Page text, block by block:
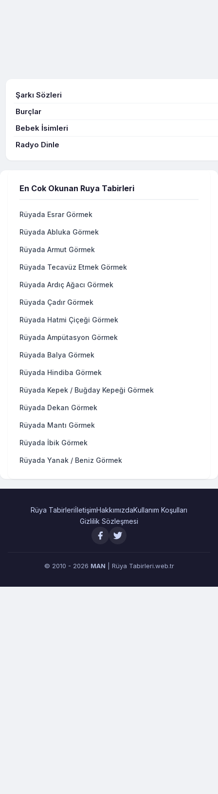
Şarkı Sözleri
Burçlar
Bebek İsimleri
Radyo Dinle
En Cok Okunan Ruya Tabirleri
Rüyada Esrar Görmek
Rüyada Abluka Görmek
Rüyada Armut Görmek
Rüyada Tecavüz Etmek Görmek
Rüyada Ardıç Ağacı Görmek
Rüyada Çadır Görmek
Rüyada Hatmi Çiçeği Görmek
Rüyada Ampütasyon Görmek
Rüyada Balya Görmek
Rüyada Hindiba Görmek
Rüyada Kepek / Buğday Kepeği Görmek
Rüyada Dekan Görmek
Rüyada Mantı Görmek
Rüyada İbik Görmek
Rüyada Yanak / Beniz Görmek
Rüya TabirleriİletişimHakkımızdaKullanım Koşulları
Gizlilik Sözleşmesi
© 2010 - 2026 MAN | Rüya Tabirleri.web.tr